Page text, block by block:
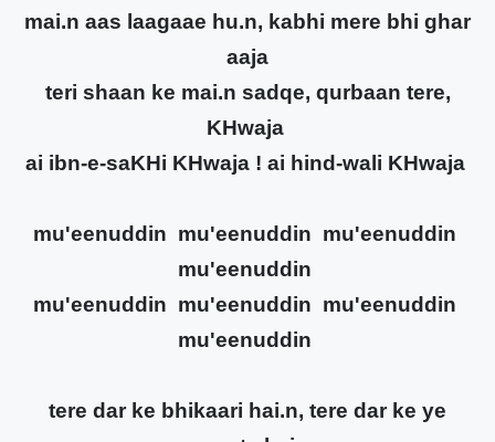
mai.n aas laagaae hu.n, kabhi mere bhi ghar
aaja
teri shaan ke mai.n sadqe, qurbaan tere,
KHwaja
ai ibn-e-saKHi KHwaja ! ai hind-wali KHwaja
mu'eenuddin mu'eenuddin mu'eenuddin
mu'eenuddin
mu'eenuddin mu'eenuddin mu'eenuddin
mu'eenuddin
tere dar ke bhikaari hai.n, tere dar ke ye